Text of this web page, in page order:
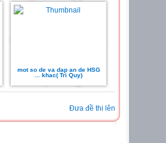
mot so de va dap an de HSG
... khac( Tri Quy)
Đưa đề thi lên